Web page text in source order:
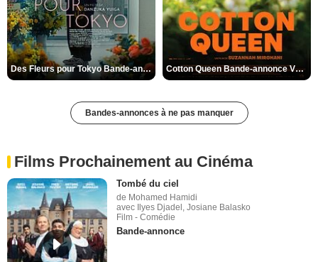
Des Fleurs pour Tokyo Bande-annonce VO STFR Cotton Queen Bande-annonce VO STFR
Bandes-annonces à ne pas manquer
Films Prochainement au Cinéma
Tombé du ciel
de Mohamed Hamidi
avec Ilyes Djadel, Josiane Balasko
Film - Comédie
Bande-annonce